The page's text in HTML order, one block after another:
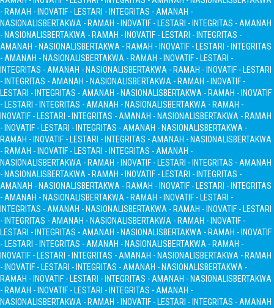
- RAMAH - INOVATIF - LESTARI - INTEGRITAS - AMANAH -
NASIONALISBERTAKWA - RAMAH - INOVATIF - LESTARI - INTEGRITAS - AMANAH
- NASIONALISBERTAKWA - RAMAH - INOVATIF - LESTARI - INTEGRITAS -
AMANAH - NASIONALISBERTAKWA - RAMAH - INOVATIF - LESTARI - INTEGRITAS
- AMANAH - NASIONALISBERTAKWA - RAMAH - INOVATIF - LESTARI -
INTEGRITAS - AMANAH - NASIONALISBERTAKWA - RAMAH - INOVATIF - LESTARI
- INTEGRITAS - AMANAH - NASIONALISBERTAKWA - RAMAH - INOVATIF -
LESTARI - INTEGRITAS - AMANAH - NASIONALISBERTAKWA - RAMAH - INOVATIF
- LESTARI - INTEGRITAS - AMANAH - NASIONALISBERTAKWA - RAMAH -
INOVATIF - LESTARI - INTEGRITAS - AMANAH - NASIONALISBERTAKWA - RAMAH
- INOVATIF - LESTARI - INTEGRITAS - AMANAH - NASIONALISBERTAKWA -
RAMAH - INOVATIF - LESTARI - INTEGRITAS - AMANAH - NASIONALISBERTAKWA
- RAMAH - INOVATIF - LESTARI - INTEGRITAS - AMANAH -
NASIONALISBERTAKWA - RAMAH - INOVATIF - LESTARI - INTEGRITAS - AMANAH
- NASIONALISBERTAKWA - RAMAH - INOVATIF - LESTARI - INTEGRITAS -
AMANAH - NASIONALISBERTAKWA - RAMAH - INOVATIF - LESTARI - INTEGRITAS
- AMANAH - NASIONALISBERTAKWA - RAMAH - INOVATIF - LESTARI -
INTEGRITAS - AMANAH - NASIONALISBERTAKWA - RAMAH - INOVATIF - LESTARI
- INTEGRITAS - AMANAH - NASIONALISBERTAKWA - RAMAH - INOVATIF -
LESTARI - INTEGRITAS - AMANAH - NASIONALISBERTAKWA - RAMAH - INOVATIF
- LESTARI - INTEGRITAS - AMANAH - NASIONALISBERTAKWA - RAMAH -
INOVATIF - LESTARI - INTEGRITAS - AMANAH - NASIONALISBERTAKWA - RAMAH
- INOVATIF - LESTARI - INTEGRITAS - AMANAH - NASIONALISBERTAKWA -
RAMAH - INOVATIF - LESTARI - INTEGRITAS - AMANAH - NASIONALISBERTAKWA
- RAMAH - INOVATIF - LESTARI - INTEGRITAS - AMANAH -
NASIONALISBERTAKWA - RAMAH - INOVATIF - LESTARI - INTEGRITAS - AMANAH